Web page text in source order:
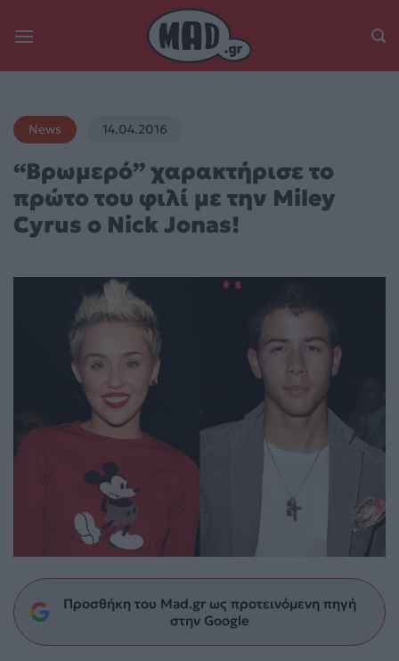
News 14.04.2016
“Βρωμερό” χαρακτήρισε το
πρώτο του φιλί με την Miley
Cyrus ο Nick Jonas!
Προσθήκη του Mad.gr ως προτεινόμενη πηγή
στην Google